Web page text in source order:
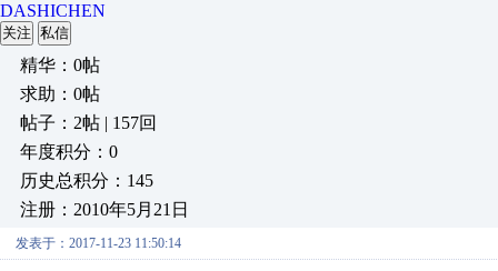
DASHICHEN
关注 私信
精华：0帖
求助：0帖
帖子：2帖 | 157回
年度积分：0
历史总积分：145
注册：2010年5月21日
发表于：2017-11-23 11:50:14